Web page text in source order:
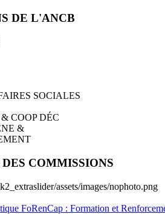
DE L'ANCB
SOCIALES
COOP DÉC
&
COMMISSIONS
FoRenCap : Formation et